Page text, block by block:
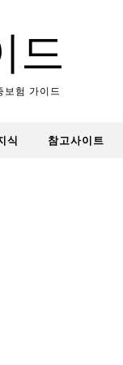
드
보험 가이드
식 참고사이트